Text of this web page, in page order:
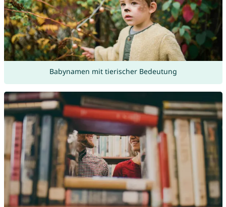
Babynamen mit tierischer Bedeutung